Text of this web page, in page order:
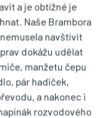
a je obtížné je
Naše Brambora
navštívit
dokážu udělat
manžetu čepu
pár hadiček,
a nakonec i
rozvodového